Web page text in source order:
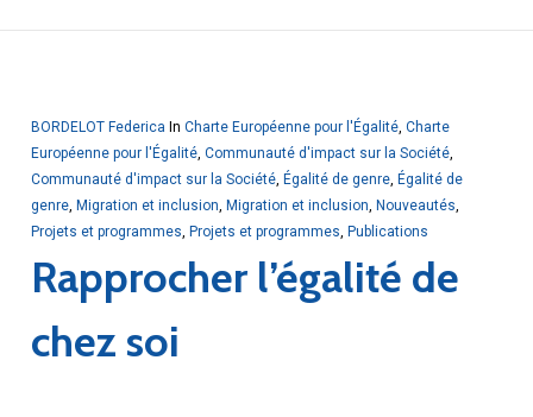
BORDELOT Federica In Charte Européenne pour l'Égalité, Charte
Européenne pour l'Égalité, Communauté d'impact sur la Société,
Communauté d'impact sur la Société, Égalité de genre, Égalité de
genre, Migration et inclusion, Migration et inclusion, Nouveautés,
Projets et programmes, Projets et programmes, Publications
Rapprocher l’égalité de
chez soi